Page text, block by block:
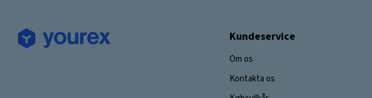
Kundeservice
Om os
Kontakta os